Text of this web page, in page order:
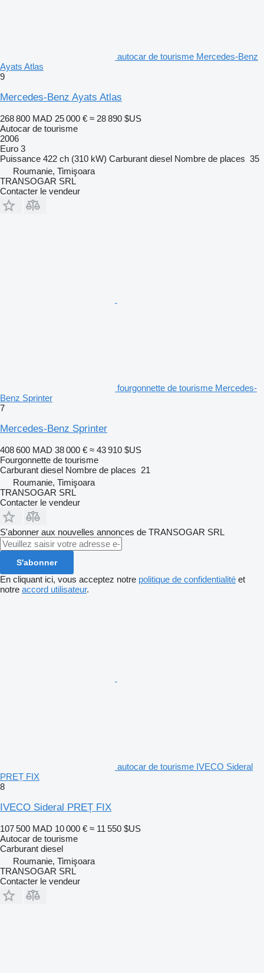
autocar de tourisme Mercedes-Benz
Ayats Atlas
9
Mercedes-Benz Ayats Atlas
268 800 MAD 25 000 € ≈ 28 890 $US
Autocar de tourisme
2006
Euro 3
Puissance 422 ch (310 kW) Carburant diesel Nombre de places 35
Roumanie, Timişoara
TRANSOGAR SRL
Contacter le vendeur
fourgonnette de tourisme Mercedes-
Benz Sprinter
7
Mercedes-Benz Sprinter
408 600 MAD 38 000 € ≈ 43 910 $US
Fourgonnette de tourisme
Carburant diesel Nombre de places 21
Roumanie, Timişoara
TRANSOGAR SRL
Contacter le vendeur
S'abonner aux nouvelles annonces de TRANSOGAR SRL
S'abonner
En cliquant ici, vous acceptez notre politique de confidentialité et
notre accord utilisateur.
autocar de tourisme IVECO Sideral
PREȚ FIX
8
IVECO Sideral PREȚ FIX
107 500 MAD 10 000 € ≈ 11 550 $US
Autocar de tourisme
Carburant diesel
Roumanie, Timişoara
TRANSOGAR SRL
Contacter le vendeur